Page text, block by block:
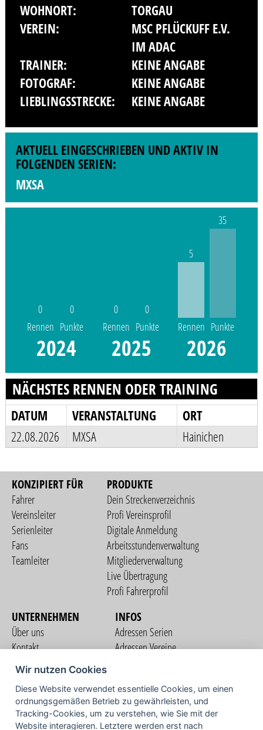
WOHNORT:
TORGAU
VEREIN:
MSC PFLÜCKUFF E.V.
IM ADAC
TRAINER:
KEINE ANGABE
FOTOGRAF:
KEINE ANGABE
LIEBLINGSSTRECKE:
KEINE ANGABE
AKTUELL EINGESCHRIEBEN UND AKTIV IN
FOLGENDEN SERIEN:
MXSA
0
Rennen
0
Punkte
2024
0
Rennen
0
Punkte
2025
5
Rennen
35
Punkte
2026
NÄCHSTES RENNEN ODER TRAINING
DATUM VERANSTALTUNG
ORT
22.08.2026
MXSA Hainichen
KONZIPIERT FÜR
Fahrer
Vereinsleiter
Serienleiter
Fans
Teamleiter
PRODUKTE
Dein Streckenverzeichnis
Profi Vereinsprofil
Digitale Anmeldung
Arbeitsstundenverwaltung
Mitgliederverwaltung
Live Übertragung
Profi Fahrerprofil
UNTERNEHMEN
Über uns
Kontakt
Nutzungsbedingungen
Datenschutzerklärung
Impressum
INFOS
Adressen Serien
Adressen Vereine
COMMUNITY
Wir nutzen Cookies
Diese Website verwendet essentielle Cookies, um einen
ordnungsgemäßen Betrieb zu gewährleisten, und
Tracking-Cookies, um zu verstehen, wie Sie mit der
Website interagieren. Letztere werden erst nach